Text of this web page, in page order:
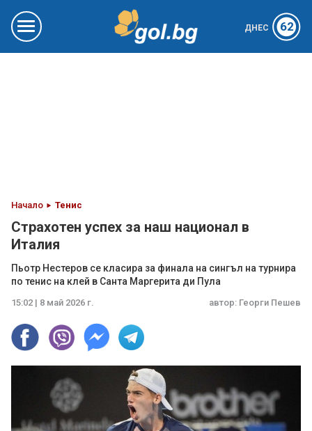
ДНЕС 62
Начало Тенис
Страхотен успех за наш национал в
Италия
Пьотр Нестеров се класира за финала на сингъл на турнира
по тенис на клей в Санта Маргерита ди Пула
15:02 | 8 май 2026 г. автор: Георги Пешев